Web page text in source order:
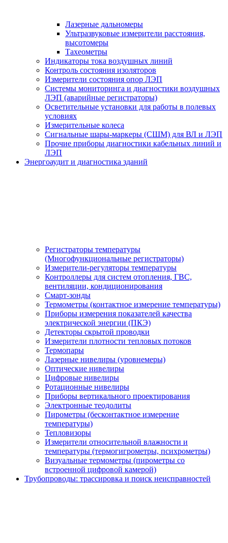
Лазерные дальномеры
Ультразвуковые измерители расстояния,
высотомеры
Тахеометры
Индикаторы тока воздушных линий
Контроль состояния изоляторов
Измерители состояния опор ЛЭП
Системы мониторинга и диагностики воздушных
ЛЭП (аварийные регистраторы)
Осветительные установки для работы в полевых
условиях
Измерительные колеса
Сигнальные шары-маркеры (СШМ) для ВЛ и ЛЭП
Прочие приборы диагностики кабельных линий и
ЛЭП
Энергоаудит и диагностика зданий
Регистраторы температуры
(Многофункциональные регистраторы)
Измерители-регуляторы температуры
Контроллеры для систем отопления, ГВС,
вентиляции, кондиционирования
Смарт-зонды
Термометры (контактное измерение температуры)
Приборы измерения показателей качества
электрической энергии (ПКЭ)
Детекторы скрытой проводки
Измерители плотности тепловых потоков
Термопары
Лазерные нивелиры (уровнемеры)
Оптические нивелиры
Цифровые нивелиры
Ротационные нивелиры
Приборы вертикального проектирования
Электронные теодолиты
Пирометры (бесконтактное измерение
температуры)
Тепловизоры
Измерители относительной влажности и
температуры (термогигрометры, психрометры)
Визуальные термометры (пирометры со
встроенной цифровой камерой)
Трубопроводы: трассировка и поиск неисправностей